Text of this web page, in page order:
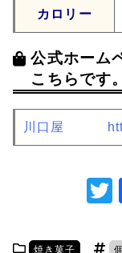
カロリー
公式ホーム
こちらです。
川口屋
焼き菓子